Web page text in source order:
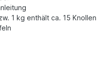
1 kg enthält ca. 15 Knollen